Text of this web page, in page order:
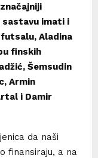
sastavu imati i
Aladina
finskih
Šemsudin
Armin
i Damir
da naši
finansiraju, a na